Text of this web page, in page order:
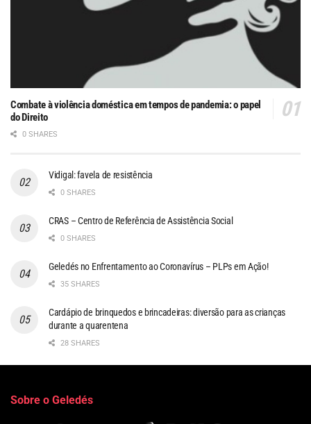
Combate à violência doméstica em tempos de pandemia: o papel
do Direito
0 SHARES
Vidigal: favela de resistência
0 SHARES
CRAS – Centro de Referência de Assistência Social
0 SHARES
Geledés no Enfrentamento ao Coronavírus – PLPs em Ação!
35 SHARES
Cardápio de brinquedos e brincadeiras: diversão para as crianças
durante a quarentena
28 SHARES
Sobre o Geledés